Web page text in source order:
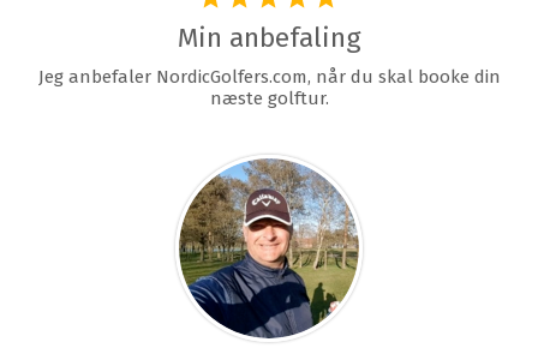
Min anbefaling
Jeg anbefaler NordicGolfers.com, når du skal booke din
næste golftur.